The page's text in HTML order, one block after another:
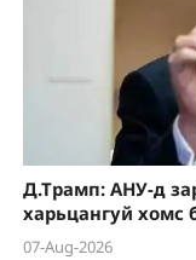
Д.Трамп: АНУ-д
харьцангуй хомс
07-Aug-2026